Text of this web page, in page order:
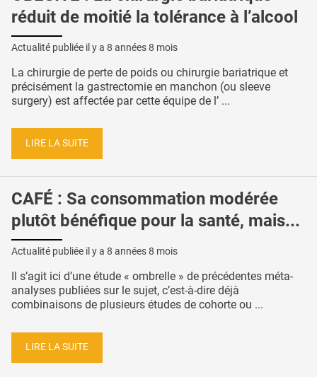
réduit de moitié la tolérance à l’alcool
Actualité publiée il y a 8 années 8 mois
La chirurgie de perte de poids ou chirurgie bariatrique et
précisément la gastrectomie en manchon (ou sleeve
surgery) est affectée par cette équipe de l’ ...
LIRE LA SUITE
CAFÉ : Sa consommation modérée
plutôt bénéfique pour la santé, mais...
Actualité publiée il y a 8 années 8 mois
Il s’agit ici d’une étude « ombrelle » de précédentes méta-
analyses publiées sur le sujet, c’est-à-dire déjà
combinaisons de plusieurs études de cohorte ou ...
LIRE LA SUITE